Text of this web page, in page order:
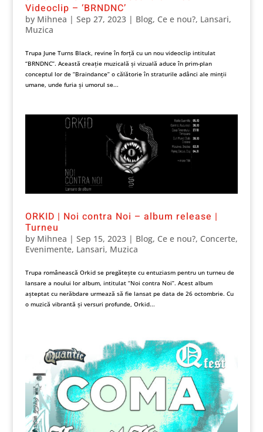
Videoclip – ‘BRNDNC’
by Mihnea | Sep 27, 2023| Blog, Ce e nou?, Lansari,
Muzica
Trupa June Turns Black, revine în forță cu un nou videoclip intitulat
“BRNDNC”. Această creație muzicală și vizuală aduce în prim-plan
conceptul lor de “Braindance” o călătorie în straturile adânci ale minții
umane, unde furia și umorul se...
ORKID | Noi contra Noi – album release |
Turneu
by Mihnea | Sep 15, 2023| Blog, Ce e nou?, Concerte,
Evenimente, Lansari, Muzica
Trupa românească Orkid se pregătește cu entuziasm pentru un turneu de
lansare a noului lor album, intitulat “Noi contra Noi”. Acest album
așteptat cu nerăbdare urmează să fie lansat pe data de 26 octombrie. Cu
o muzică vibrantă și versuri profunde, Orkid...